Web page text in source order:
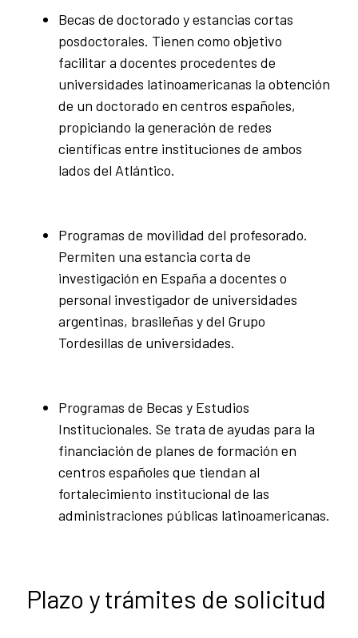
Becas de doctorado y estancias cortas
posdoctorales. Tienen como objetivo
facilitar a docentes procedentes de
universidades latinoamericanas la obtención
de un doctorado en centros españoles,
propiciando la generación de redes
científicas entre instituciones de ambos
lados del Atlántico.
Programas de movilidad del profesorado.
Permiten una estancia corta de
investigación en España a docentes o
personal investigador de universidades
argentinas, brasileñas y del Grupo
Tordesillas de universidades.
Programas de Becas y Estudios
Institucionales. Se trata de ayudas para la
financiación de planes de formación en
centros españoles que tiendan al
fortalecimiento institucional de las
administraciones públicas latinoamericanas.
Plazo y trámites de solicitud